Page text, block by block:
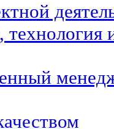
технология